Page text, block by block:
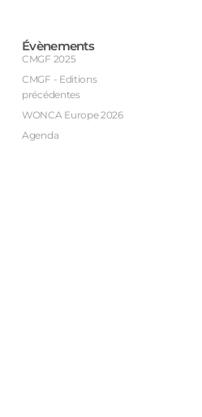
Évènements
CMGF 2025
CMGF - Editions
précédentes
WONCA Europe 2026
Agenda